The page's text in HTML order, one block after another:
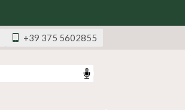
+39 375 5602855